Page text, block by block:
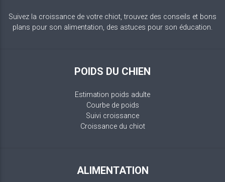
Suivez la croissance de votre chiot, trouvez des conseils et bons
plans pour son alimentation, des astuces pour son éducation.
POIDS DU CHIEN
Estimation poids adulte
Courbe de poids
Suivi croissance
Croissance du chiot
ALIMENTATION